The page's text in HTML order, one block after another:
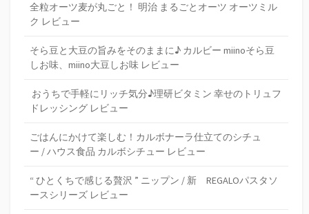
全粒オーツ麦が丸ごと！ 明治 まるごとオーツ オーツミル
ク レビュー
そら豆と大豆の旨みをそのままに♪ カルビー miinoそら豆
しお味、miino大豆しお味 レビュー
おうちで手軽にリッチ気分♪理研ビタミン 幸せのトリュフ
ドレッシング レビュー
ごはんにかけて楽しむ！カルボナーラ仕立てのシチュ
ー / ハウス食品 カルボシチュー レビュー
“ ひとくちで感じる贅沢 ” ニップン / 新 REGALOパスタソ
ースシリーズ レビュー